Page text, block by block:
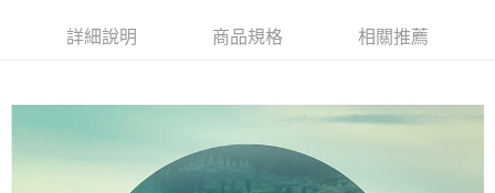
3.實際核准額度、可分期數及費用金額請依後續交易確認頁面所載為準。
4.訂單成立30分鐘內，如未前往確認交易或遇審核未通過，訂單將自動取
【繳款方式說明】
1.分期款項不併入電信帳單，「大哥付你分期」於每月結算日後寄送繳費提
2.透過簡訊連結打開帳單後，可選擇「超商條碼／台灣大直營門市／銀行轉
帳／街口支付／iPASS MONEY」等通路繳費。
便利好安心！
１．於結帳方式選擇「AFTEE先享後付」後，將跳轉至「AFTEE先享後付」
結帳頁面，進行簡訊認證並確認金額後，即可完成結帳。
❌未開放，選取系統將直接取消訂單❌
詳細說明 商品規格 相關推薦